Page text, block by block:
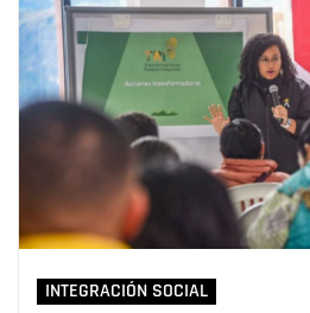
INTEGRACIÓN SOCIAL